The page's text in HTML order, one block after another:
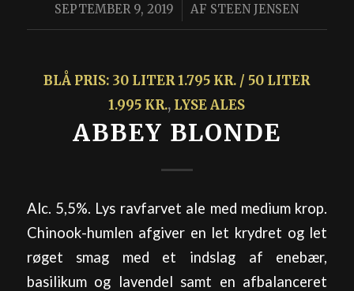
SEPTEMBER 9, 2019
/ AF STEEN JENSEN
BLÅ PRIS: 30 LITER 1.795 KR. / 50 LITER
1.995 KR., LYSE ALES
ABBEY BLONDE
Alc. 5,5%. Lys ravfarvet ale med medium krop.
Chinook-humlen afgiver en let krydret og let
røget smag med et indslag af enebær,
basilikum og lavendel samt en afbalanceret